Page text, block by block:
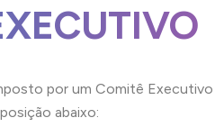
por um Comitê Executivo
abaixo: